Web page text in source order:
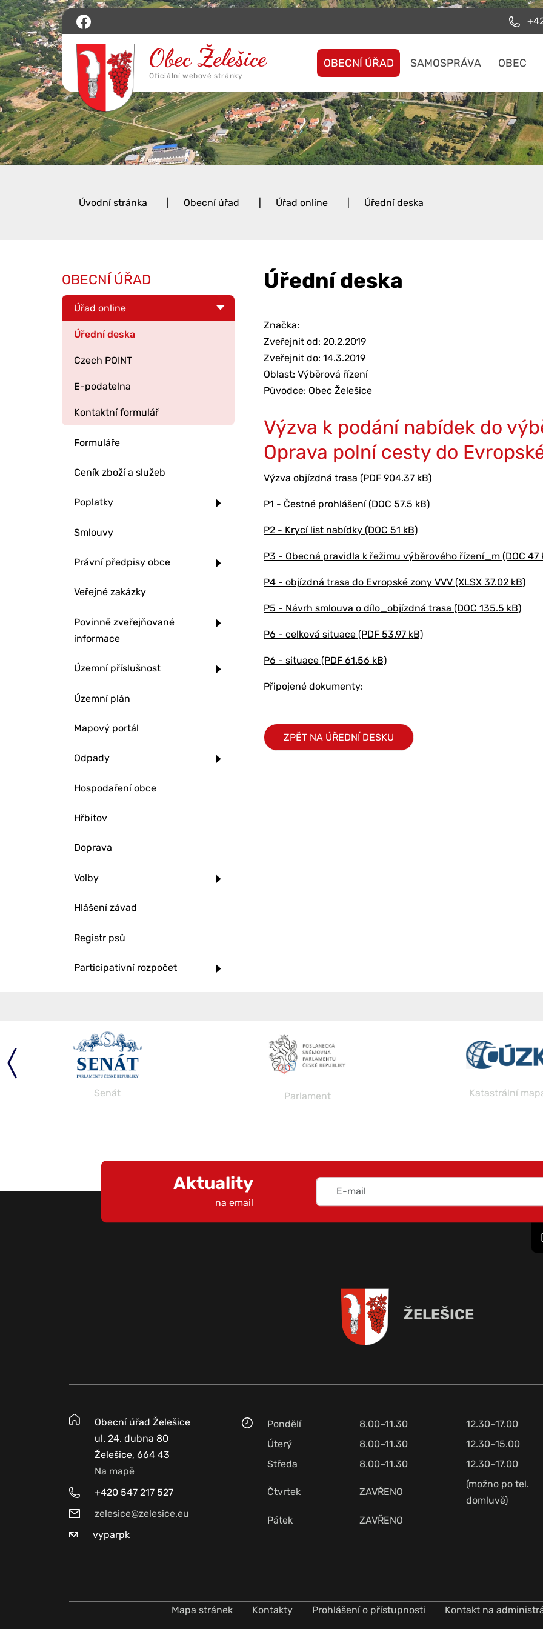
OBECNÍ ÚŘAD SAMOSPRÁVA OBEC
Úvodní stránka Obecní úřad Úřad online Úřední deska
Úřední deska
Značka:
Zveřejnit od: 20.2.2019
Zveřejnit do: 14.3.2019
Oblast: Výběrová řízení
Původce: Obec Želešice
Výzva k podání nabídek do
Oprava polní cesty do
Výzva objízdná trasa (PDF 904.37 kB)
P1 - Čestné prohlášení (DOC 57.5 kB)
P2 - Krycí list nabídky (DOC 51 kB)
P3 - Obecná pravidla k řežimu výběrového řízení_m (DOC 47
P4 - objízdná trasa do Evropské zony VVV (XLSX 37.02 kB)
P5 - Návrh smlouva o dílo_objízdná trasa (DOC 135.5 kB)
P6 - celková situace (PDF 53.97 kB)
P6 - situace (PDF 61.56 kB)
Připojené dokumenty:
ZPĚT NA ÚŘEDNÍ DESKU
OBECNÍ ÚŘAD
Úřad online
Úřední deska
Czech POINT
E-podatelna
Kontaktní formulář
Formuláře
Ceník zboží a služeb
Poplatky
Smlouvy
Právní předpisy obce
Veřejné zakázky
Povinně zveřejňované
informace
Územní příslušnost
Územní plán
Mapový portál
Odpady
Hospodaření obce
Hřbitov
Doprava
Volby
Hlášení závad
Registr psů
Participativní rozpočet
Senát Parlament Katastrální
Aktuality
na email
ŽELEŠICE
Obecní úřad Želešice
ul. 24. dubna 80
Želešice, 664 43
Na mapě
+420 547 217 527
zelesice@zelesice.eu
vyparpk
Pondělí 8.00–11.30
12.30–17.00
Úterý
8.00–11.30
12.30–15.00
Středa
8.00–11.30 12.30–17.00
Čtvrtek ZAVŘENO
(možno po tel.
domluvě)
Pátek
ZAVŘENO
Mapa stránek Kontakty Prohlášení o přístupnosti Kontakt na